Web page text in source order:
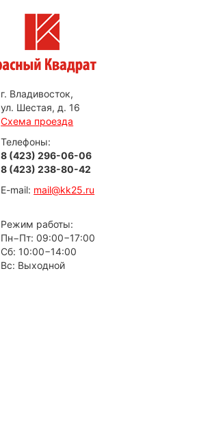
г. Владивосток,
ул. Шестая, д. 16
Схема проезда
Телефоны:
8 (423) 296-06-06
8 (423) 238-80-42
E-mail: mail@kk25.ru
Режим работы:
Пн−Пт: 09:00−17:00
Сб: 10:00−14:00
Вс: Выходной